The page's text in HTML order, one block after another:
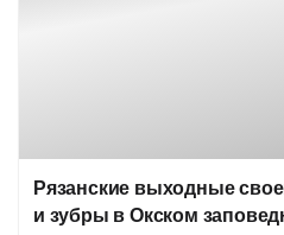
Рязанские выходные
и зубры в Окском